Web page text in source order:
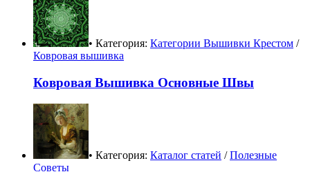
• Категория: Категории Вышивки Крестом /
Ковровая вышивка
Ковровая Вышивка Основные Швы
• Категория: Каталог статей /Полезные
Советы